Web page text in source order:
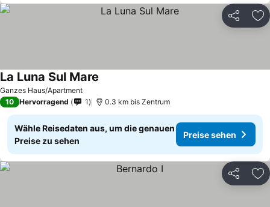
Teilen
Ganzes Haus/Apartment
La Luna Sul Mare
10 Hervorragend 1 0.3 km bis Zentrum
Wähle Reisedaten aus, um die genauen
Preise zu sehen
Preise sehen
Teilen